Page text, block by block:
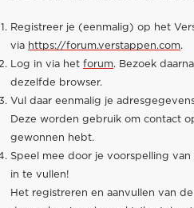
Registreer je (eenmalig) op het
via https://forum.verstappen.com.
Log in via het forum. Bezoek
dezelfde browser.
Vul daar eenmalig je
Deze worden gebruik om contact
gewonnen hebt.
Speel mee door je voorspelling
in te vullen!
Het registreren en aanvullen van